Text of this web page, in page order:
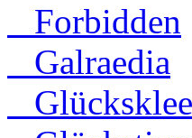
Forbidden
Galraedia